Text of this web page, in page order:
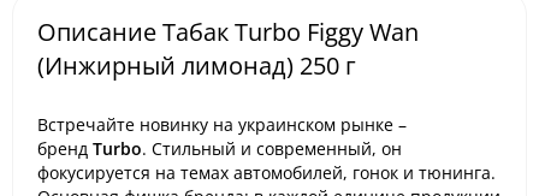
Описание Табак Turbo Figgy Wan
(Инжирный лимонад) 250 г
Встречайте новинку на украинском рынке –
бренд Turbo. Стильный и современный, он
фокусируется на темах автомобилей, гонок и тюнинга.